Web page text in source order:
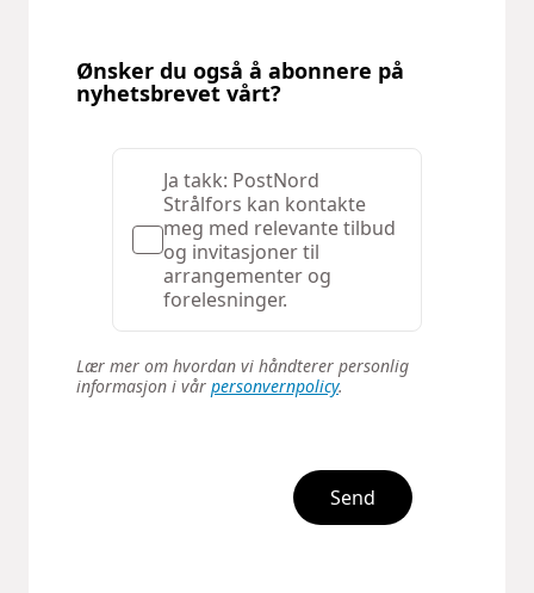
Ønsker du også å abonnere på
nyhetsbrevet vårt?
Ja takk: PostNord
Strålfors kan kontakte
meg med relevante tilbud
og invitasjoner til
arrangementer og
forelesninger.
Lær mer om hvordan vi håndterer personlig
informasjon i vår personvernpolicy.
Send